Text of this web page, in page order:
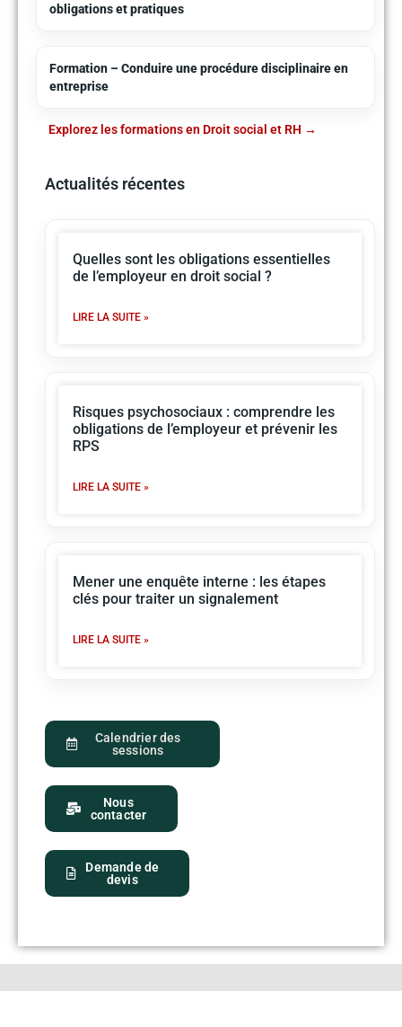
obligations et pratiques
Formation – Conduire une procédure disciplinaire en
entreprise
Explorez les formations en Droit social et RH
Actualités récentes
Quelles sont les obligations essentielles
de l’employeur en droit social ?
LIRE LA SUITE »
Risques psychosociaux : comprendre les
obligations de l’employeur et prévenir les
RPS
LIRE LA SUITE »
Mener une enquête interne : les étapes
clés pour traiter un signalement
LIRE LA SUITE »
Demande de
devis
Calendrier des
sessions
Nous
contacter